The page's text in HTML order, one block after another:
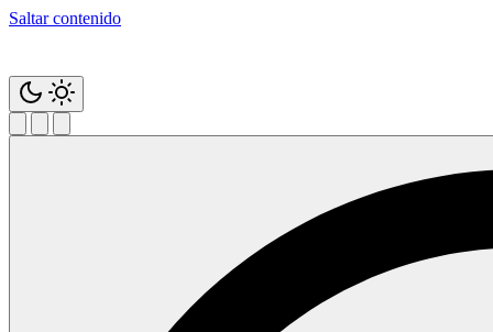
Saltar contenido